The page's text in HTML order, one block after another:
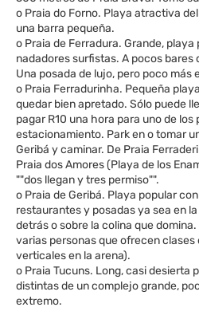
o Praia do Forno. Playa atractiva
una barra pequeña.
o Praia de Ferradura. Grande,
nadadores surfistas. A pocos
Una posada de lujo, pero poco más
o Praia Ferradurinha. Pequeña
quedar bien apretado. Sólo puede
pagar R10 una hora para uno de los
estacionamiento. Park en o tomar
Geribá y caminar. De Praia
Praia dos Amores (Playa de los
""dos llegan y tres permiso"".
o Praia de Geribá. Playa popular
restaurantes y posadas ya sea en
detrás o sobre la colina que
varias personas que ofrecen clases
verticales en la arena).
o Praia Tucuns. Long, casi desierta
distintas de un complejo grande,
extremo.